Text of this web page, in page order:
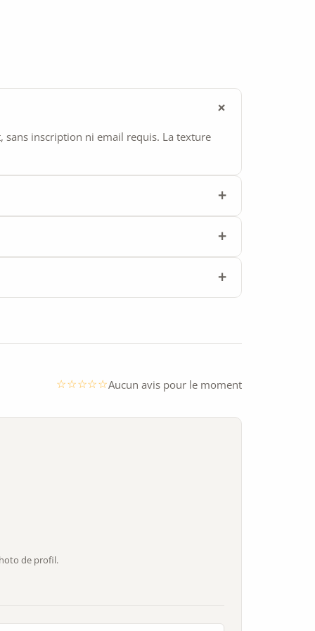
sans inscription ni email requis. La texture
Aucun avis pour le moment
de profil.